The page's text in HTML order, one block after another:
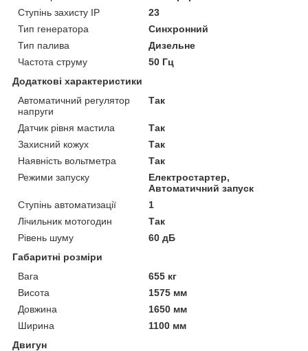
Ступінь захисту IP
23
Тип генератора
Синхронний
Тип палива
Дизельне
Частота струму
50 Гц
Додаткові характеристики
Автоматичний регулятор
напруги
Так
Датчик рівня мастила
Так
Захисний кожух
Так
Наявність вольтметра
Так
Режими запуску
Електростартер,
Автоматичний запуск
Ступінь автоматизації
1
Лічильник мотогодин
Так
Рівень шуму
60 дБ
Габаритні розміри
Вага
655 кг
Висота
1575 мм
Довжина
1650 мм
Ширина
1100 мм
Двигун